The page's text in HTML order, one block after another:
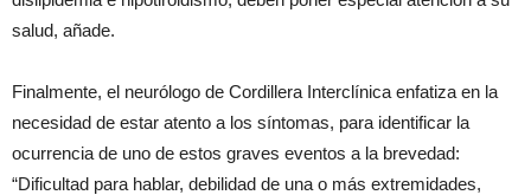
salud, añade.
Finalmente, el neurólogo de Cordillera Interclínica enfatiza en la
necesidad de estar atento a los síntomas, para identificar la
ocurrencia de uno de estos graves eventos a la brevedad:
“Dificultad para hablar, debilidad de una o más extremidades,